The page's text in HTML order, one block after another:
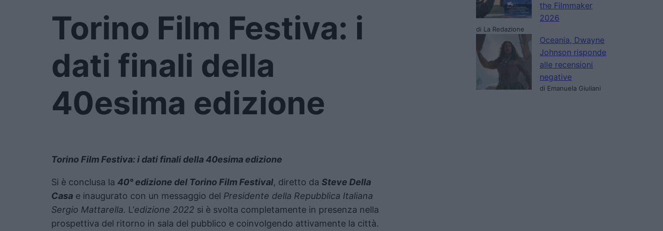
Torino Film Festiva: i
dati finali della
40esima edizione
Torino Film Festiva: i dati finali della 40esima edizione
Si è conclusa la 40° edizione del Torino Film Festival, diretto da Steve Della
Casa e inaugurato con un messaggio del Presidente della Repubblica Italiana
Sergio Mattarella. L’edizione 2022 si è svolta completamente in presenza nella
prospettiva del ritorno in sala del pubblico e coinvolgendo attivamente la città.
the Filmmaker
2026
di La Redazione
Oceania, Dwayne
Johnson risponde
alle recensioni
negative
di Emanuela Giuliani